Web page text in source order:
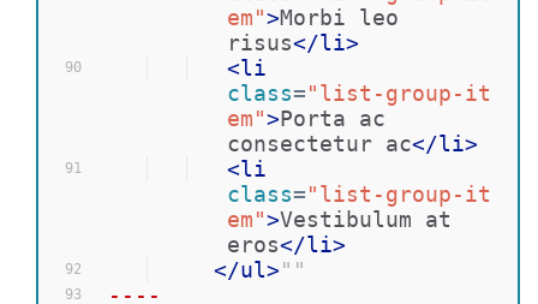
90
91
92
93
em">Morbi leo
risus</li>
<li
class="list-group-it
em">Porta ac
consectetur ac</li>
<li
class="list-group-it
em">Vestibulum at
eros</li>
</ul>""
----